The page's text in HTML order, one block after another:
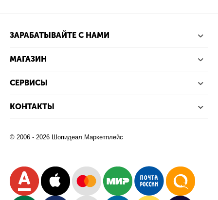
ЗАРАБАТЫВАЙТЕ С НАМИ
МАГАЗИН
СЕРВИСЫ
КОНТАКТЫ
© 2006 - 2026 Шопидеал.Маркетплейс